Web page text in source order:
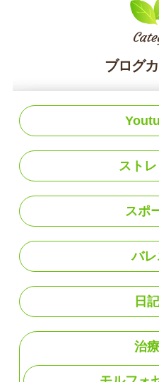
ブログ
スト
スポ
バ
日
治療